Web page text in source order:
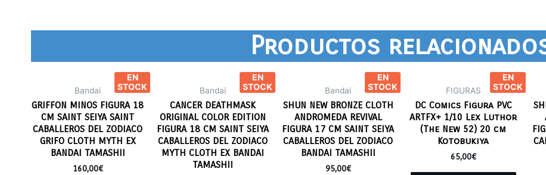
Productos
EN
STOCK
Bandai
GRIFFON MINOS FIGURA 18
CM SAINT SEIYA SAINT
CABALLEROS DEL ZODIACO
GRIFO CLOTH MYTH EX
BANDAI TAMASHII
160,00€
EN
STOCK
Bandai
CANCER DEATHMASK
ORIGINAL COLOR EDITION
FIGURA 18 CM SAINT SEIYA
CABALLEROS DEL ZODIACO
MYTH CLOTH EX BANDAI
TAMASHII
EN
STOCK
Bandai
SHUN NEW BRONZE CLOTH
ANDROMEDA REVIVAL
FIGURA 17 CM SAINT SEIYA
CABALLEROS DEL ZODIACO
BANDAI TAMASHII
95,00€
EN
STOCK
FIGURAS
DC Comics Figura PVC
ARTFX+ 1/10 Lex Luthor
(The New 52) 20 cm
Kotobukiya
65,00€